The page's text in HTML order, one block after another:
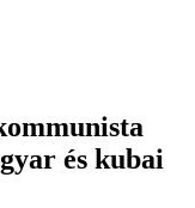
és kubai